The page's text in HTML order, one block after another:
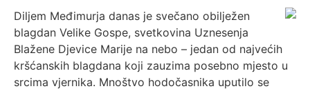
Diljem Međimurja danas je svečano obilježen
blagdan Velike Gospe, svetkovina Uznesenja
Blažene Djevice Marije na nebo – jedan od najvećih
kršćanskih blagdana koji zauzima posebno mjesto u
srcima vjernika. Mnoštvo hodočasnika uputilo se